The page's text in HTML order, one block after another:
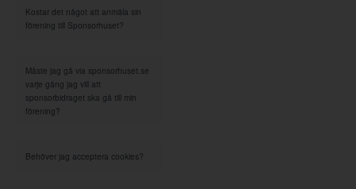
Kostar det något att anmäla sin
förening till Sponsorhuset?
Måste jag gå via sponsorhuset.se
varje gång jag vill att
sponsorbidraget ska gå till min
förening?
Behöver jag acceptera cookies?